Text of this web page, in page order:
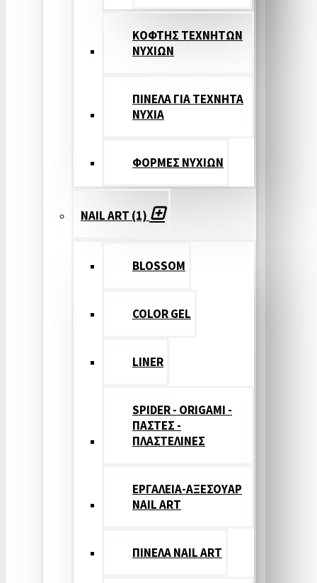
ΚΟΦΤΗΣ ΤΕΧΝΗΤΩΝ
ΝΥΧΙΩΝ
ΠΙΝΕΛΑ ΓΙΑ ΤΕΧΝΗΤΑ
ΝΥΧΙΑ
ΦΟΡΜΕΣ ΝΥΧΙΩΝ
NAIL ART (1)
BLOSSOM
COLOR GEL
LINER
SPIDER - ORIGAMI -
ΠΑΣΤΕΣ -
ΠΛΑΣΤΕΛΙΝΕΣ
ΕΡΓΑΛΕΙΑ-ΑΞΕΣΟΥΑΡ
NAIL ART
ΠΙΝΕΛΑ NAIL ART